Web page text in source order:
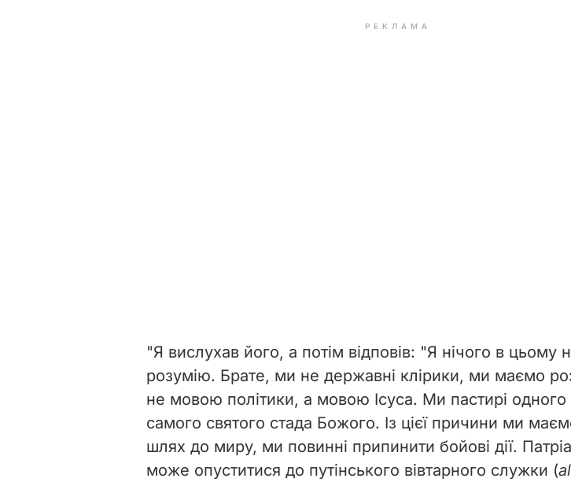
РЕКЛАМА
"Я вислухав його, а потім відповів: "Я нічого в цьому
розумію. Брате, ми не державні клірики, ми маємо
не мовою політики, а мовою Ісуса. Ми пастирі одного
самого святого стада Божого. Із цієї причини ми
шлях до миру, ми повинні припинити бойові дії.
може опуститися до путінського вівтарного служки (